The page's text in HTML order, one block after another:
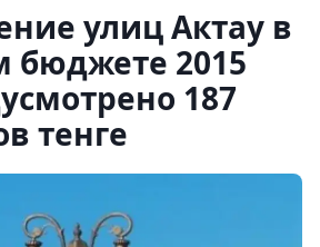
улиц Актау в
бюджете 2015
187
тенге